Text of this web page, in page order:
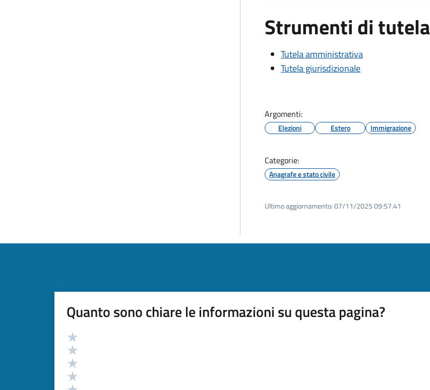
Strumenti di tutela
Tutela amministrativa
Tutela giurisdizionale
Argomenti:
Elezioni Estero Immigrazione
Categorie:
Anagrafe e stato civile
Ultimo aggiornamento:07/11/2025 09:57.41
Quanto sono chiare le informazioni su questa pagina?
Valutazione